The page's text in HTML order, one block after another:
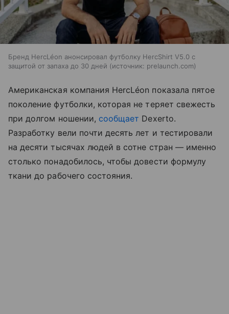
Бренд HercLéon анонсировал футболку HercShirt V5.0 с
защитой от запаха до 30 дней
источник: prelaunch.com
Американская компания HercLéon показала пятое
поколение футболки, которая не теряет свежесть
при долгом ношении, сообщает Dexerto.
Разработку вели почти десять лет и тестировали
на десяти тысячах людей в сотне стран — именно
столько понадобилось, чтобы довести формулу
ткани до рабочего состояния.